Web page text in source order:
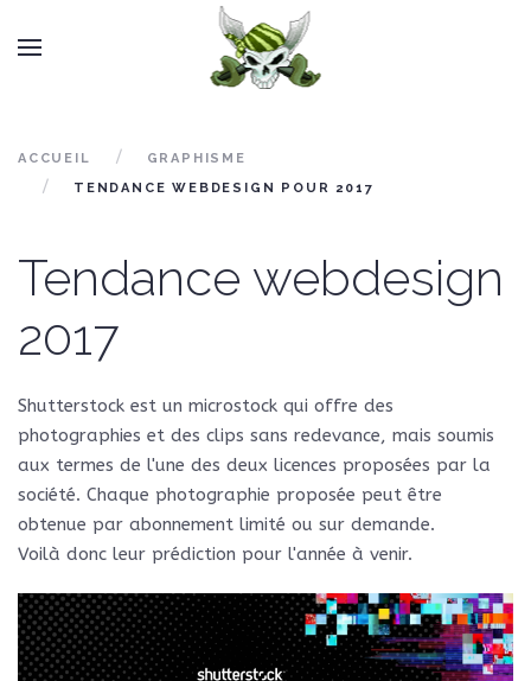
ACCUEIL
GRAPHISME
TENDANCE WEBDESIGN POUR 2017
Tendance webdesign
2017
Shutterstock est un microstock qui offre des
photographies et des clips sans redevance, mais soumis
aux termes de l'une des deux licences proposées par la
société. Chaque photographie proposée peut être
obtenue par abonnement limité ou sur demande.
Voilà donc leur prédiction pour l'année à venir.